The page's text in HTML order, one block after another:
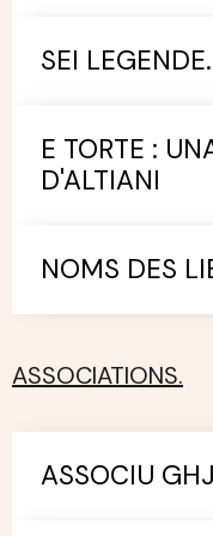
SEI LEGENDE.
E TORTE :
D'ALTIANI
NOMS DES
ASSOCIATIONS.
ASSOCIU